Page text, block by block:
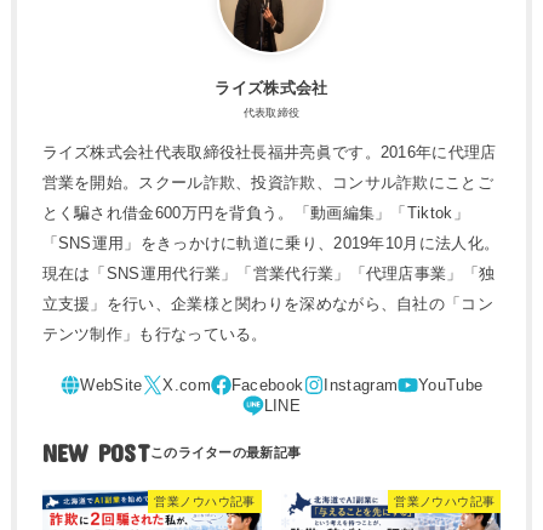
ライズ株式会社
代表取締役
ライズ株式会社代表取締役社長福井亮眞です。 2016年に代理店
営業を開始。スクール詐欺、投資詐欺、コンサル詐欺にことご
とく騙され借金600万円 を背負う。
「動画編集」「Tiktok」
「SNS運用」 をきっかけに軌道に乗り、2019年10月に法人化。
現在は 「SNS運用代行業」「営業代行業」「代理店事業」「独
立支援」 を行い、企業様と関わりを深めながら、自社の「コン
テンツ制作」も行なっている。
NEW POST
営業ノウハウ記事 営業ノウハウ記事